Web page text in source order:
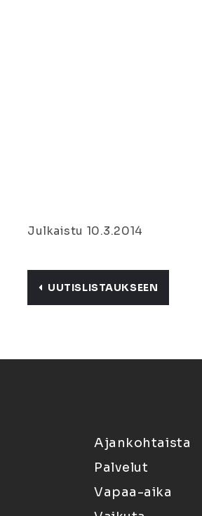
Julkaistu 10.3.2014
UUTISLISTAUKSEEN
Ajankohtaista
Palvelut
Vapaa-aika